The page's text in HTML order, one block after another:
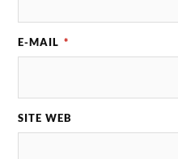
E-MAIL *
SITE WEB